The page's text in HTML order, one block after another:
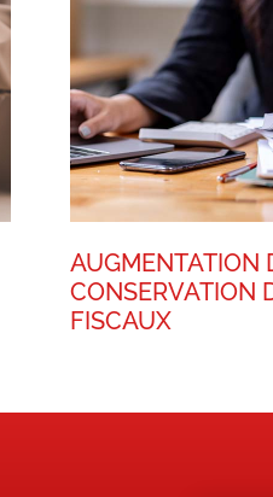
AUGMENTATION
CONSERVATION
FISCAUX